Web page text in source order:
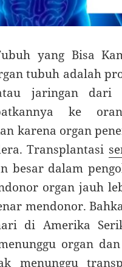
yang Bisa
tubuh adalah
jaringan dari
ke
karena organ
Transplantasi
besar dalam
organ jauh
mendonor.
di Amerika
organ
menunggu